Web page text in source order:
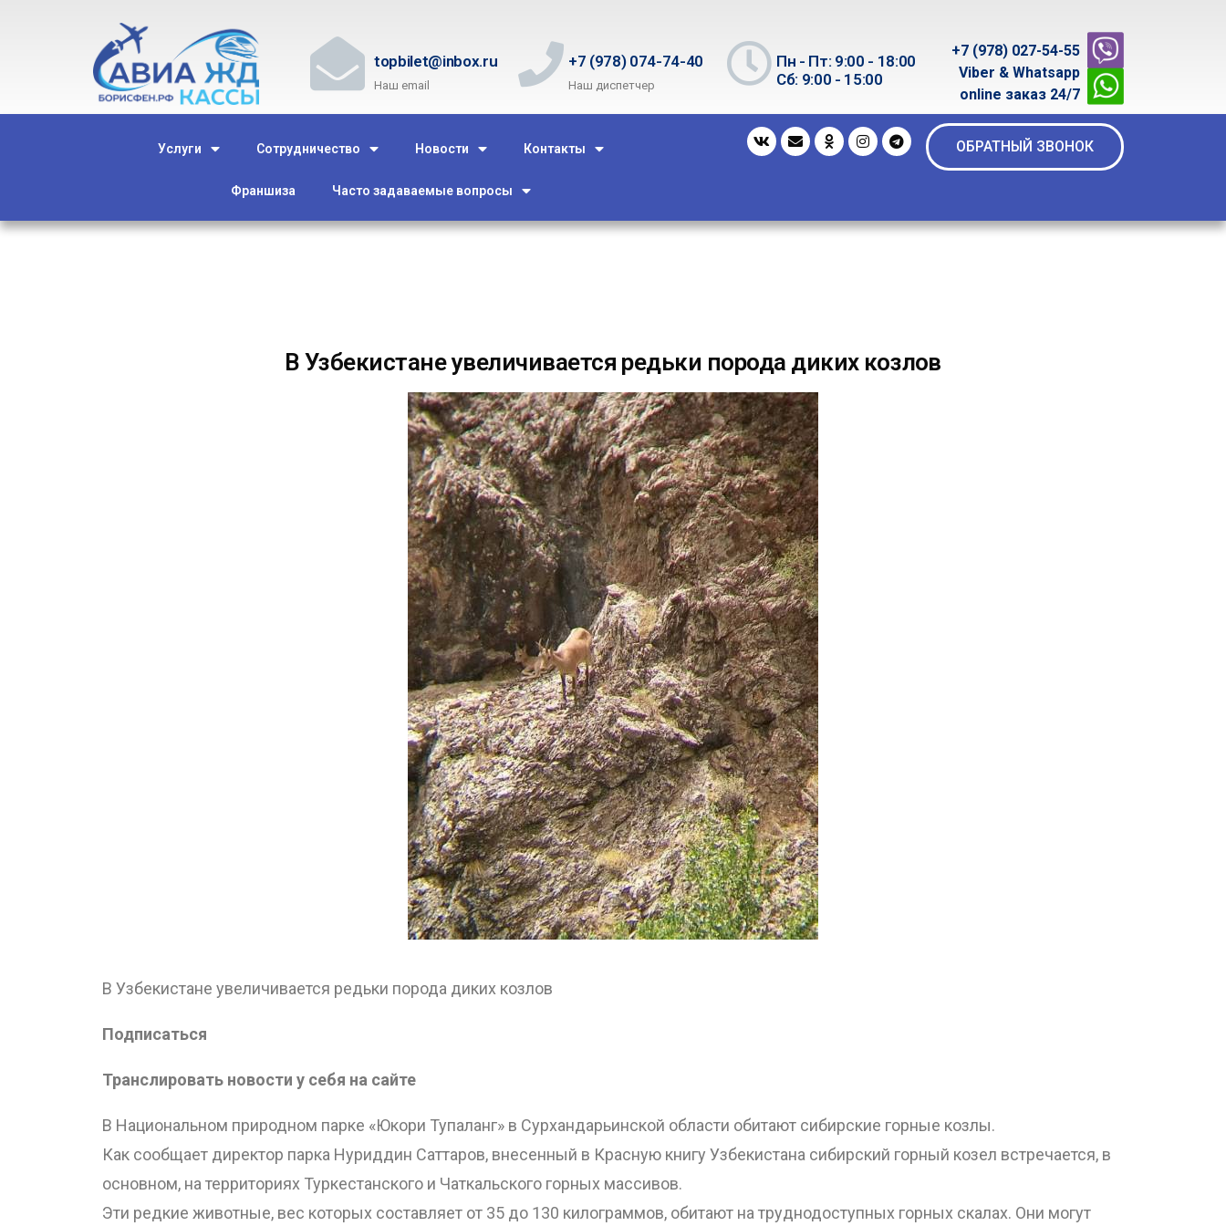
topbilet@inbox.ru
Наш email
+7 (978) 074-74-40
Наш диспетчер
Пн - Пт: 9:00 - 18:00
Сб: 9:00 - 15:00
+7 (978) 027-54-55
Viber & Whatsapp
online заказ 24/7
Услуги Сотрудничество Новости Контакты
Франшиза Часто задаваемые вопросы
ОБРАТНЫЙ ЗВОНОК
В Узбекистане увеличивается редьки порода диких козлов
В Узбекистане увеличивается редьки порода диких козлов
Подписаться
Транслировать новости у себя на сайте
В Национальном природном парке «Юкори Тупаланг» в Сурхандарьинской области обитают сибирские горные козлы.
Как сообщает директор парка Нуриддин Саттаров, внесенный в Красную книгу Узбекистана сибирский горный козел встречается, в
основном, на территориях Туркестанского и Чаткальского горных массивов.
Эти редкие животные, вес которых составляет от 35 до 130 килограммов, обитают на труднодоступных горных скалах. Они могут
ОТПРАВИТЬ